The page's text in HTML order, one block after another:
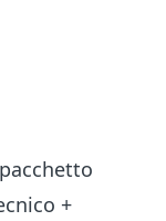
+